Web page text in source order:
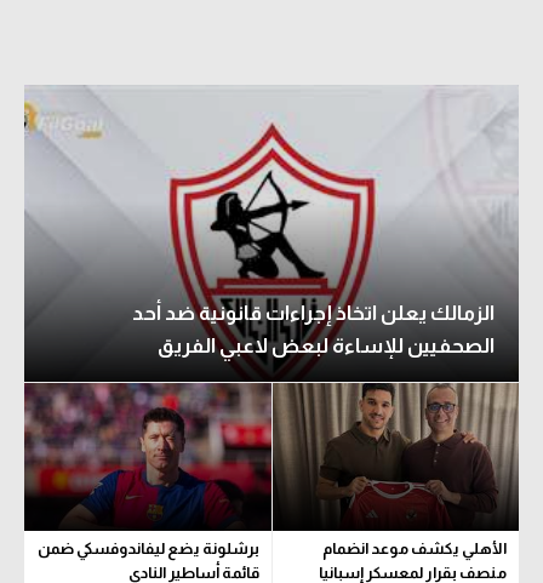
الزمالك يعلن اتخاذ إجراءات قانونية ضد أحد
الصحفيين للإساءة لبعض لاعبي الفريق
الأهلي يكشف موعد انضمام
منصف بقرار لمعسكر إسبانيا
برشلونة يضع ليفاندوفسكي ضمن
قائمة أساطير النادي